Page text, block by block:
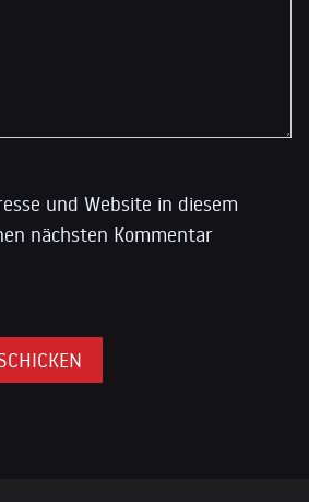
und Website in diesem
nächsten Kommentar